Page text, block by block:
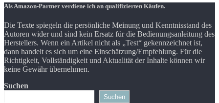
Als Amazon-Partner verdiene ich an qualifizierten Käufen.
Die Texte spiegeln die persönliche Meinung und Kenntnisstand des
Autoren wider und sind kein Ersatz für die Bedienungsanleitung des
Herstellers. Wenn ein Artikel nicht als „Test“ gekennzeichnet ist,
dann handelt es sich um eine Einschätzung/Empfehlung. Für die
Richtigkeit, Vollständigkeit und Aktualität der Inhalte können wir
keine Gewähr übernehmen.
Suchen
Suchen